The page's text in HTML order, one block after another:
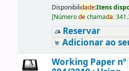
Disponibilidade:Itens
[Númerodechamada:
Reservar
Adicionar ao
Working Paper nº